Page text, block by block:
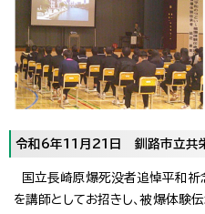
令和6年11月21日 釧路市立共
国立長崎原爆死没者追悼平和
を講師としてお招きし、被爆体験